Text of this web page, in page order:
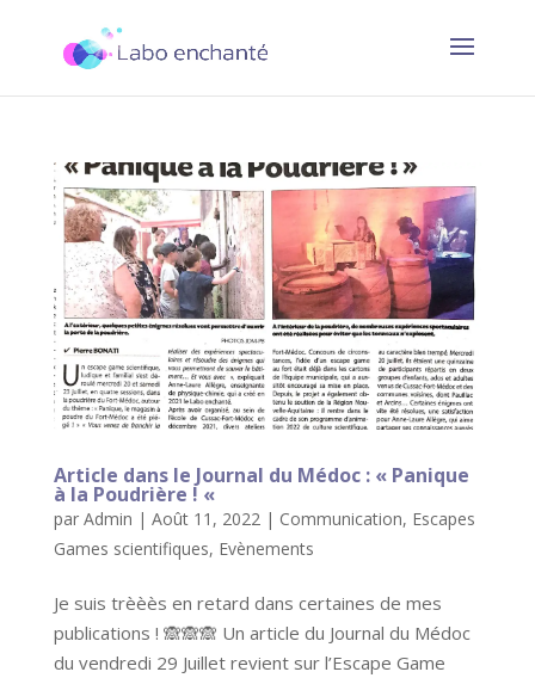
Article dans le Journal du Médoc : « Panique
à la Poudrière ! «
par Admin | Août 11, 2022| Communication, Escapes
Games scientifiques, Evènements
Je suis trèèès en retard dans certaines de mes
publications ! 🙈🙈🙈 Un article du Journal du Médoc
du vendredi 29 Juillet revient sur l’Escape Game